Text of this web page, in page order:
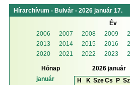
Hírarchívum - Bulvár - 2026 január 17.
Év
2006
2007 2008 2009
2013
2014 2015 2016
2020
2021 2022 2023
Hónap
január
2026 január
H
K SzeCs P